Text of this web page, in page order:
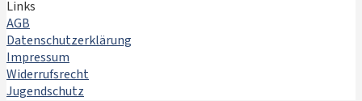
Links
AGB
Datenschutzerklärung
Impressum
Widerrufsrecht
Jugendschutz